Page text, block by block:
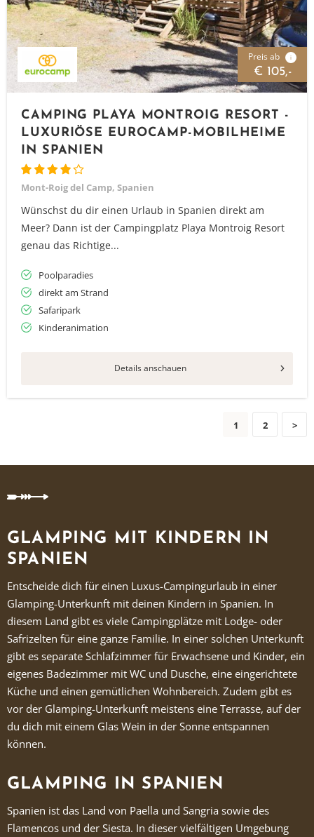
Preis ab i
€ 105,-
CAMPING PLAYA MONTROIG RESORT -
LUXURIÖSE EUROCAMP-MOBILHEIME
IN SPANIEN
Mont-Roig del Camp, Spanien
Wünschst du dir einen Urlaub in Spanien direkt am
Meer? Dann ist der Campingplatz Playa Montroig Resort
genau das Richtige...
Poolparadies
direkt am Strand
Safaripark
Kinderanimation
Details anschauen
1 2 >
GLAMPING MIT KINDERN IN
SPANIEN
Entscheide dich für einen Luxus-Campingurlaub in einer
Glamping-Unterkunft mit deinen Kindern in Spanien. In
diesem Land gibt es viele Campingplätze mit Lodge- oder
Safrizelten für eine ganze Familie. In einer solchen Unterkunft
gibt es separate Schlafzimmer für Erwachsene und Kinder, ein
eigenes Badezimmer mit WC und Dusche, eine eingerichtete
Küche und einen gemütlichen Wohnbereich. Zudem gibt es
vor der Glamping-Unterkunft meistens eine Terrasse, auf der
du dich mit einem Glas Wein in der Sonne entspannen
können.
GLAMPING IN SPANIEN
Spanien ist das Land von Paella und Sangria sowie des
Flamencos und der Siesta. In dieser vielfältigen Umgebung